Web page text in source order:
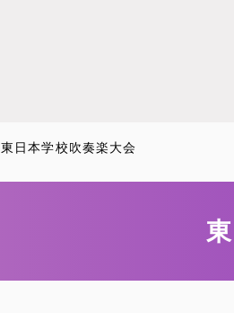
東日本学校吹奏楽大会